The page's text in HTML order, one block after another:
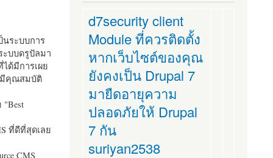
นระบบการ
ะบบดรูปัลมา
ด้มีการเผย
มีคุณสมบัติ
"Best
ที่ดีที่สุดเลย
CMS
d7security client
Module ที่ควรติดตั้ง
หากเว็บไซต์ของคุณ
ยังคงเป็น Drupal 7
มายืดอายุความ
ปลอดภัยให้ Drupal
7 กัน
suriyan2538